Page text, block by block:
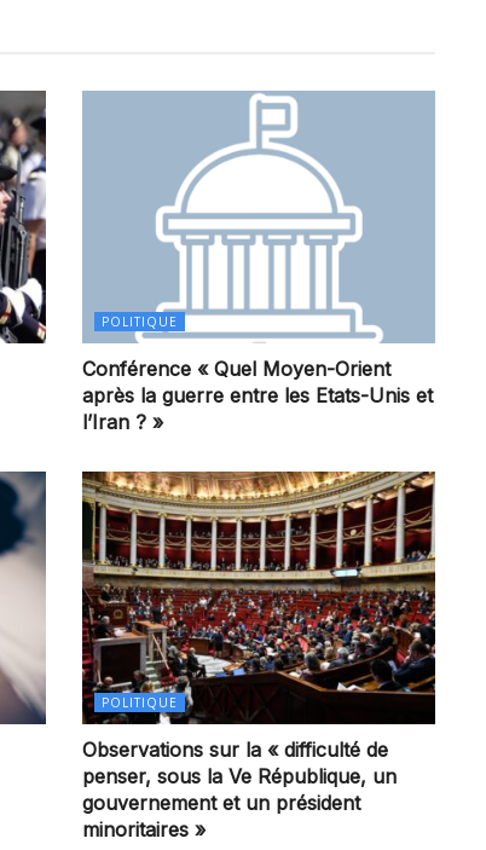
POLITIQUE
Conférence « Quel Moyen-Orient
après la guerre entre les Etats-Unis et
l’Iran ? »
POLITIQUE
Observations sur la « difficulté de
penser, sous la Ve République, un
gouvernement et un président
minoritaires »